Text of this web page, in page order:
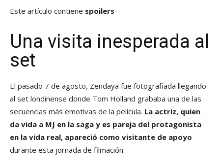
Este artículo contiene spoilers
Una visita inesperada al
set
El pasado 7 de agosto, Zendaya fue fotografiada llegando
al set londinense donde Tom Holland grababa una de las
secuencias más emotivas de la película. La actriz, quien
da vida a MJ en la saga y es pareja del protagonista
en la vida real, apareció como visitante de apoyo
durante esta jornada de filmación.